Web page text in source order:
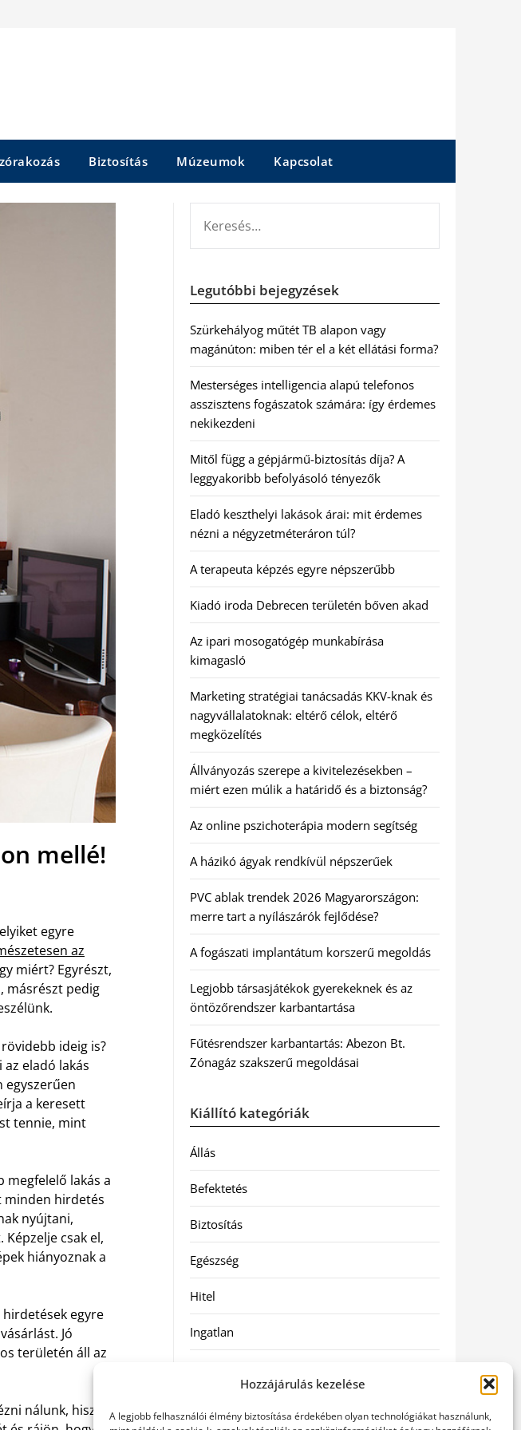
Hozzájárulás kezelése
A legjobb felhasználói élmény biztosítása érdekében olyan technológiákat használunk,
Biztosítás Múzeumok Kapcsolat
mellé!
egyre
az
miért? Egyrészt,
másrészt pedig
ideig is?
eladó lakás
egyszerűen
a keresett
tennie, mint
megfelelő lakás a
minden hirdetés
nyújtani,
csak el,
hiányoznak a
egyre
Jó
területén áll az
nálunk, hiszen
Legutóbbi bejegyzések
Szürkehályog műtét TB alapon vagy
magánúton: miben tér el a két ellátási forma?
Mesterséges intelligencia alapú telefonos
asszisztens fogászatok számára: így érdemes
nekikezdeni
Mitől függ a gépjármű-biztosítás díja? A
leggyakoribb befolyásoló tényezők
Eladó keszthelyi lakások árai: mit érdemes
nézni a négyzetméteráron túl?
A terapeuta képzés egyre népszerűbb
Kiadó iroda Debrecen területén bőven akad
Az ipari mosogatógép munkabírása
kimagasló
Marketing stratégiai tanácsadás KKV-knak és
nagyvállalatoknak: eltérő célok, eltérő
megközelítés
Állványozás szerepe a kivitelezésekben –
miért ezen múlik a határidő és a biztonság?
Az online pszichoterápia modern segítség
A házikó ágyak rendkívül népszerűek
PVC ablak trendek 2026 Magyarországon:
merre tart a nyílászárók fejlődése?
A fogászati implantátum korszerű megoldás
Legjobb társasjátékok gyerekeknek és az
öntözőrendszer karbantartása
Fűtésrendszer karbantartás: Abezon Bt.
Zónagáz szakszerű megoldásai
Kiállító kategóriák
Állás
Befektetés
Biztosítás
Egészség
Hitel
Ingatlan